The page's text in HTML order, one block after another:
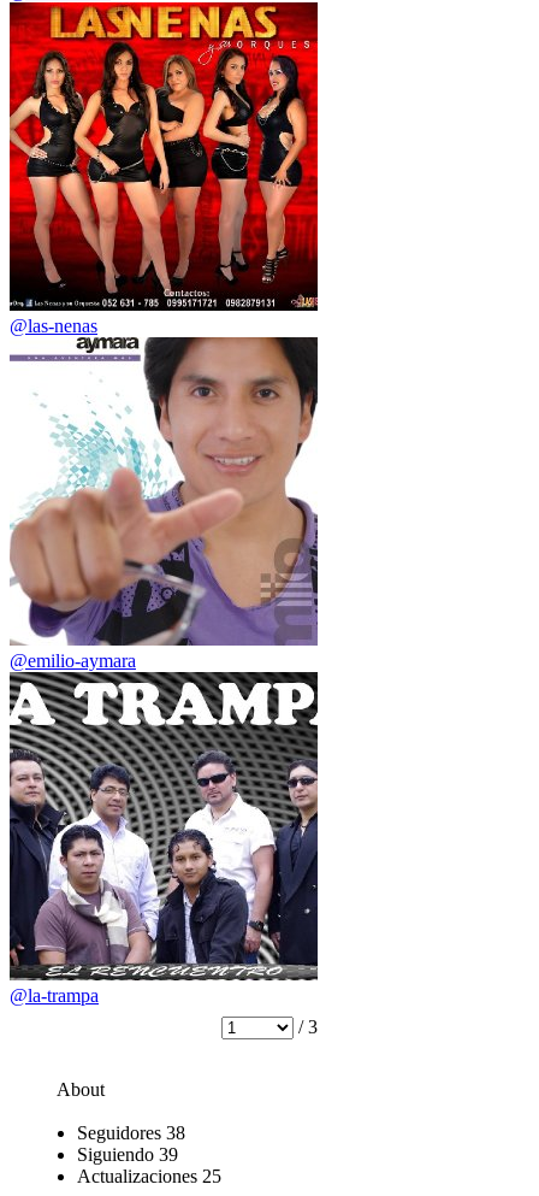
@las-nenas
@emilio-aymara
@la-trampa
/ 3
About
Seguidores 38
Siguiendo 39
Actualizaciones 25